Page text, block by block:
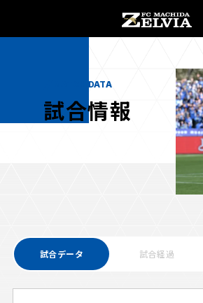
チケット購入
TOPチーム
試合情報
試合情報トップ
試合データ
観戦する
MATCH DATA
試合情報
試合データ 試合経過